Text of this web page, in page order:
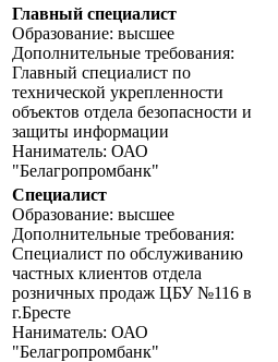
Главный специалист
Образование: высшее
Дополнительные требования:
Главный специалист по
технической укрепленности
объектов отдела безопасности и
защиты информации
Наниматель: ОАО
"Белагропромбанк"
Специалист
Образование: высшее
Дополнительные требования:
Специалист по обслуживанию
частных клиентов отдела
розничных продаж ЦБУ №116 в
г.Бресте
Наниматель: ОАО
"Белагропромбанк"